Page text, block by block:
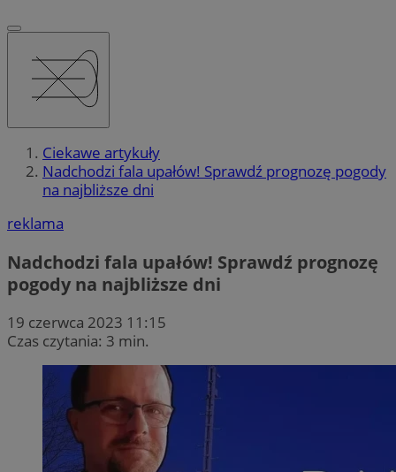
Ciekawe artykuły
Nadchodzi fala upałów! Sprawdź prognozę pogody
na najbliższe dni
reklama
Nadchodzi fala upałów! Sprawdź prognozę
pogody na najbliższe dni
19 czerwca 2023 11:15
Czas czytania: 3 min.